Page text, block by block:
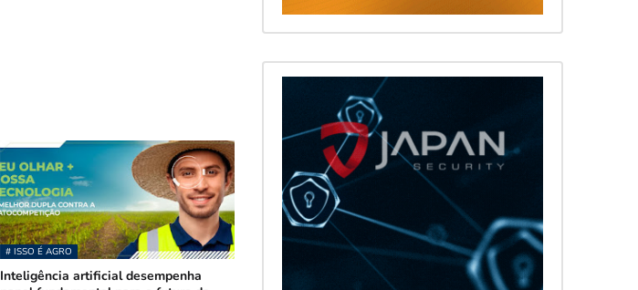
# ISSO É AGRO
Inteligência artificial desempenha